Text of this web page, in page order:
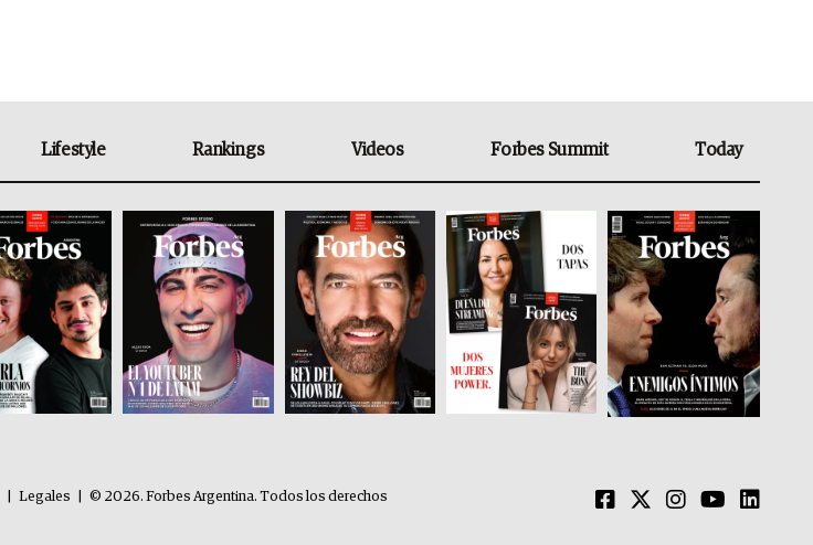
Lifestyle Rankings Videos Forbes Summit Today
Legales
© 2026. Forbes Argentina. Todos los derechos